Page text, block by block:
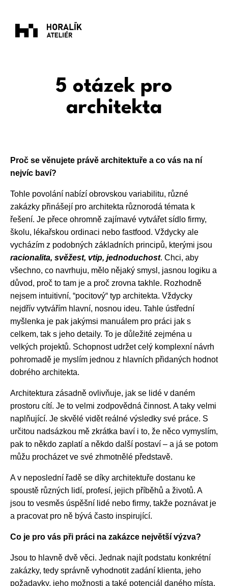
5 otázek pro
architekta
Proč se věnujete právě architektuře a co vás na ní
nejvíc baví?
Tohle povolání nabízí obrovskou variabilitu, různé
zakázky přinášejí pro architekta různorodá témata k
řešení. Je přece ohromně zajímavé vytvářet sídlo firmy,
školu, lékařskou ordinaci nebo fastfood. Vždycky ale
vycházím z podobných základních principů, kterými jsou
racionalita, svěžest, vtip, jednoduchost. Chci, aby
všechno, co navrhuju, mělo nějaký smysl, jasnou logiku a
důvod, proč to tam je a proč zrovna takhle. Rozhodně
nejsem intuitivní, “pocitový“ typ architekta. Vždycky
nejdřív vytvářím hlavní, nosnou ideu. Tahle ústřední
myšlenka je pak jakýmsi manuálem pro práci jak s
celkem, tak s jeho detaily. To je důležité zejména u
velkých projektů. Schopnost udržet celý komplexní návrh
pohromadě je myslím jednou z hlavních přidaných hodnot
dobrého architekta.
Architektura zásadně ovlivňuje, jak se lidé v daném
prostoru cítí. Je to velmi zodpovědná činnost. A taky velmi
naplňující. Je skvělé vidět reálné výsledky své práce. S
určitou nadsázkou mě zkrátka baví i to, že něco vymyslím,
pak to někdo zaplatí a někdo další postaví – a já se potom
můžu procházet ve své zhmotnělé představě.
A v neposlední řadě se díky architektuře dostanu ke
spoustě různých lidí, profesí, jejich příběhů a životů. A
jsou to vesměs úspěšní lidé nebo firmy, takže poznávat je
a pracovat pro ně bývá často inspirující.
Co je pro vás při práci na zakázce největší výzva?
Jsou to hlavně dvě věci. Jednak najít podstatu konkrétní
zakázky, tedy správně vyhodnotit zadání klienta, jeho
požadavky, jeho možnosti a také potenciál daného místa,